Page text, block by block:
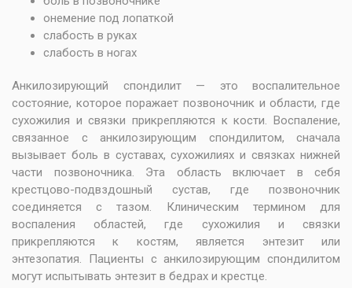
онемение под лопаткой
слабость в руках
слабость в ногах
Анкилозирующий спондилит — это воспалительное
состояние, которое поражает позвоночник и области, где
сухожилия и связки прикрепляются к кости. Воспаление,
связанное с анкилозирующим спондилитом, сначала
вызывает боль в суставах, сухожилиях и связках нижней
части позвоночника. Эта область включает в себя
крестцово-подвздошный сустав, где позвоночник
соединяется с тазом. Клиническим термином для
воспаления областей, где сухожилия и связки
прикрепляются к костям, является энтезит или
энтезопатия. Пациенты с анкилозирующим спондилитом
могут испытывать энтезит в бедрах и крестце.